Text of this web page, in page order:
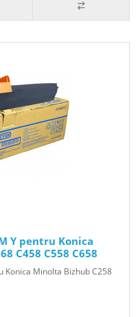
Y pentru Konica
C458 C558 C658
Konica Minolta Bizhub C258